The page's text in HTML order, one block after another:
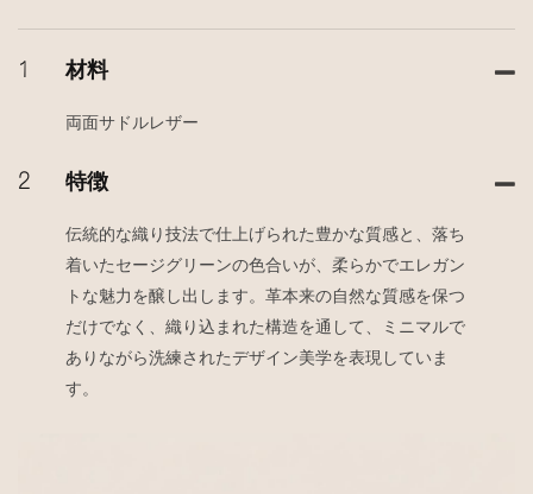
1 材料
両面サドルレザー
2 特徴
伝統的な織り技法で仕上げられた豊かな質感と、落ち
着いたセージグリーンの色合いが、柔らかでエレガン
トな魅力を醸し出します。革本来の自然な質感を保つ
だけでなく、織り込まれた構造を通して、ミニマルで
ありながら洗練されたデザイン美学を表現していま
す。